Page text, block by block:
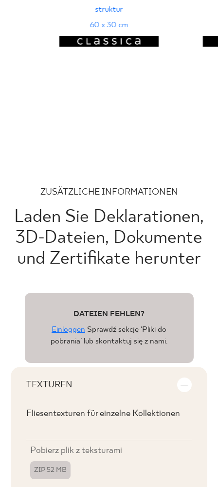
struktur
60 x 30 cm
ZUSÄTZLICHE INFORMATIONEN
Laden Sie Deklarationen,
3D-Dateien, Dokumente
und Zertifikate herunter
DATEIEN FEHLEN?
Einloggen Sprawdź sekcję 'Pliki do
pobrania' lub skontaktuj się z nami.
TEXTUREN
Fliesentexturen für einzelne Kollektionen
Pobierz plik z teksturami
ZIP 52 MB